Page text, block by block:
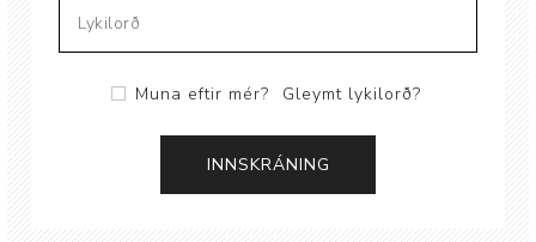
Muna eftir mér? Gleymt lykilorð?